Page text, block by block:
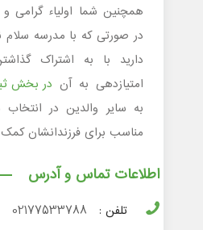
همچنین شما اولیاء گرامی
در صورتی که با مدرسه سلام
دارید با به اشتراک
امتیازدهی به آن در بخش
به سایر والدین در
مناسب برای فرزندانشان کمک
اطلاعات تماس و آدرس
تلفن :
02177533788